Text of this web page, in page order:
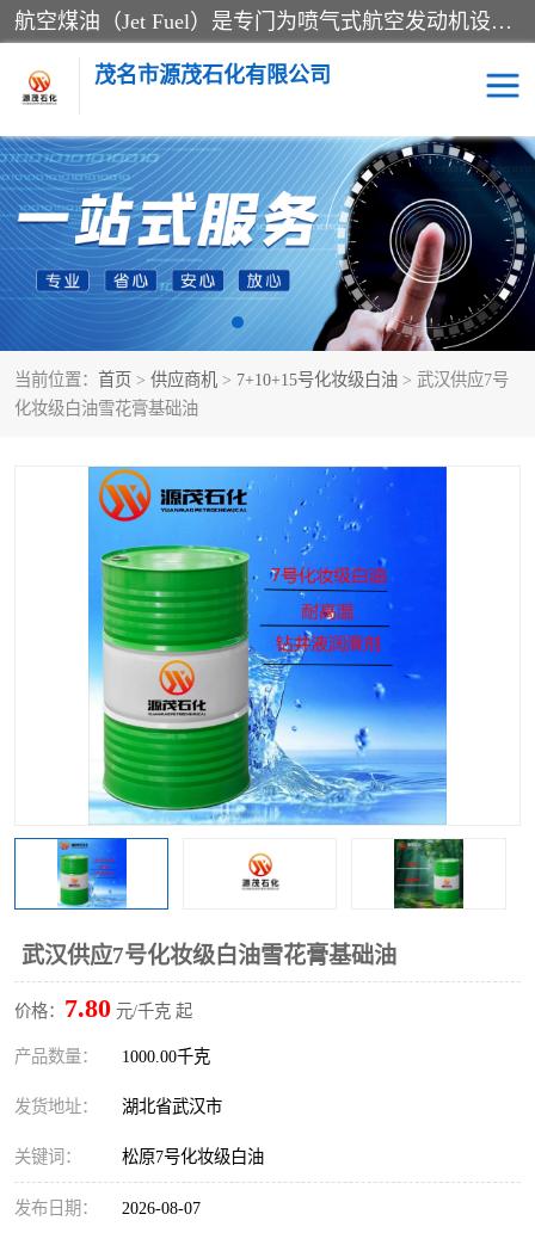
航空煤油（Jet Fuel）是专门为喷气式航空发动机设计的高纯度燃料，主要分为Jet A、Jet A-1和Jet B等类型。其特点是闪点高、低温流动性好，并添加了抗静电剂和抗氧化剂以确保飞行安全。航空煤油需
茂名市源茂石化有限公司
当前位置： 首页 > 供应商机 > 7+10+15号化妆级白油 > 武汉供应7号
化妆级白油雪花膏基础油
武汉供应7号化妆级白油雪花膏基础油
价格： 7.80 元/千克 起
产品数量： 1000.00千克
发货地址： 湖北省武汉市
关键词： 松原7号化妆级白油
发布日期： 2026-08-07
RP3航空煤油 D20+D30溶剂油
D40+D60溶剂油 D80+D100溶剂油
6号+120号溶剂油 260号溶剂油
异构烷烃 天然乳胶
26+32号化妆级白油 46+68号化妆级白油
2731溶剂油